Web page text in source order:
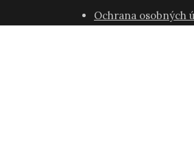
Ochrana osobných